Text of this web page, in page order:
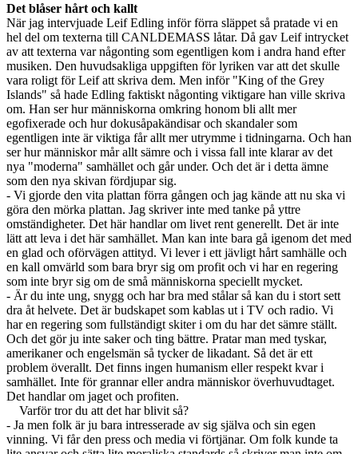
Det blåser hårt och kallt
När jag intervjuade Leif Edling inför förra släppet så pratade vi en
hel del om texterna till CANLDEMASS låtar. Då gav Leif intrycket
av att texterna var någonting som egentligen kom i andra hand efter
musiken. Den huvudsakliga uppgiften för lyriken var att det skulle
vara roligt för Leif att skriva dem. Men inför "King of the Grey
Islands" så hade Edling faktiskt någonting viktigare han ville skriva
om. Han ser hur människorna omkring honom bli allt mer
egofixerade och hur dokusåpakändisar och skandaler som
egentligen inte är viktiga får allt mer utrymme i tidningarna. Och han
ser hur människor mår allt sämre och i vissa fall inte klarar av det
nya "moderna" samhället och går under. Och det är i detta ämne
som den nya skivan fördjupar sig.
- Vi gjorde den vita plattan förra gången och jag kände att nu ska vi
göra den mörka plattan. Jag skriver inte med tanke på yttre
omständigheter. Det här handlar om livet rent generellt. Det är inte
lätt att leva i det här samhället. Man kan inte bara gå igenom det med
en glad och oförvägen attityd. Vi lever i ett jävligt hårt samhälle och
en kall omvärld som bara bryr sig om profit och vi har en regering
som inte bryr sig om de små människorna speciellt mycket.
- Är du inte ung, snygg och har bra med stålar så kan du i stort sett
dra åt helvete. Det är budskapet som kablas ut i TV och radio. Vi
har en regering som fullständigt skiter i om du har det sämre ställt.
Och det gör ju inte saker och ting bättre. Pratar man med tyskar,
amerikaner och engelsmän så tycker de likadant. Så det är ett
problem överallt. Det finns ingen humanism eller respekt kvar i
samhället. Inte för grannar eller andra människor överhuvudtaget.
Det handlar om jaget och profiten.
Varför tror du att det har blivit så?
- Ja men folk är ju bara intresserade av sig själva och sin egen
vinning. Vi får den press och media vi förtjänar. Om folk kunde ta